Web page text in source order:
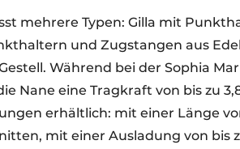
mehrere Typen: Gilla mit
und Zugstangen aus
Während bei der Sophia
Nane eine Tragkraft von bis zu
erhältlich: mit einer Länge
mit einer Ausladung von bis